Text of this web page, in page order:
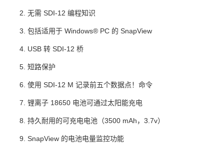
无需 SDI-12 编程知识
包括适用于 Windows® PC 的 SnapView
USB 转 SDI-12 桥
短路保护
使用 SDI-12 M 记录前五个数据点！命令
锂离子 18650 电池可通过太阳能充电
持久耐用的可充电电池（3500 mAh，3.7v）
SnapView 的电池电量监控功能